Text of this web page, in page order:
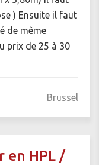
) Ensuite il faut
de même
prix de 25 à 30
Brussel
en HPL /